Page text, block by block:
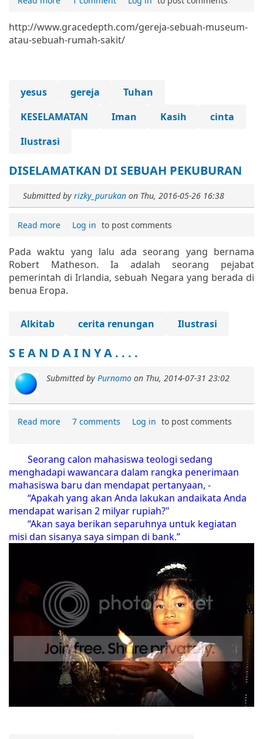
http://www.gracedepth.com/gereja-sebuah-museum-
atau-sebuah-rumah-sakit/
yesus gereja
Tuhan
KESELAMATAN
Iman Kasih
cinta
Ilustrasi
DISELAMATKAN DI SEBUAH PEKUBURAN
Submitted by rizky_purukan on Thu, 2016-05-26 16:38
Read more Log in to post comments
Pada waktu yang lalu ada seorang yang bernama
Robert Matheson. Ia adalah seorang pejabat
pemerintah di Irlandia, sebuah Negara yang berada di
benua Eropa.
Alkitab cerita renungan Ilustrasi
S E A N D A I N Y A . . . .
Submitted by Purnomo on Thu, 2014-07-31 23:02
Read more 7 comments Log in to post comments
Seorang calon mahasiswa teologi sedang
menghadapi wawancara dalam rangka penerimaan
mahasiswa baru dan mendapat pertanyaan, -
“Apakah yang akan Anda lakukan andaikata Anda
mendapat warisan 2 milyar rupiah?"
“Akan saya berikan separuhnya untuk kegiatan
misi dan sisanya saya simpan di bank.”